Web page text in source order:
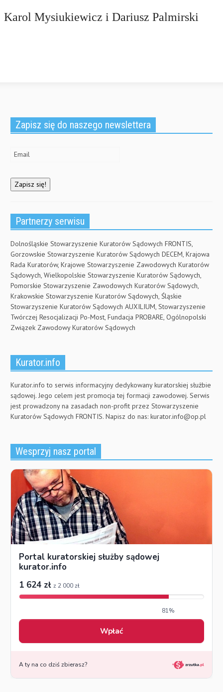
Karol Mysiukiewicz i Dariusz Palmirski
Zapisz się do naszego newslettera
Partnerzy serwisu
Dolnośląskie Stowarzyszenie Kuratorów Sądowych FRONTIS,
Gorzowskie Stowarzyszenie Kuratorów Sądowych DECEM, Krajowa
Rada Kuratorów, Krajowe Stowarzyszenie Zawodowych Kuratorów
Sądowych, Wielkopolskie Stowarzyszenie Kuratorów Sądowych,
Pomorskie Stowarzyszenie Zawodowych Kuratorów Sądowych,
Krakowskie Stowarzyszenie Kuratorów Sądowych, Śląskie
Stowarzyszenie Kuratorów Sądowych AUXILIUM, Stowarzyszenie
Twórczej Resocjalizacji Po-Most, Fundacja PROBARE, Ogólnopolski
Związek Zawodowy Kuratorów Sądowych
Kurator.info
Kurator.info to serwis informacyjny dedykowany kuratorskiej służbie
sądowej. Jego celem jest promocja tej formacji zawodowej. Serwis
jest prowadzony na zasadach non-profit przez Stowarzyszenie
Kuratorów Sądowych FRONTIS. Napisz do nas: kurator.info@op.pl
Wesprzyj nasz portal